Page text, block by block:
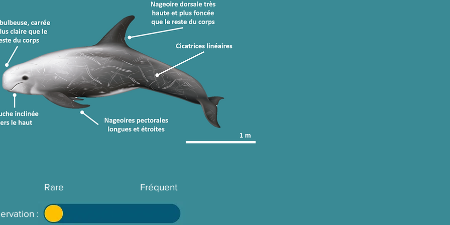
Rare Fréquent
: